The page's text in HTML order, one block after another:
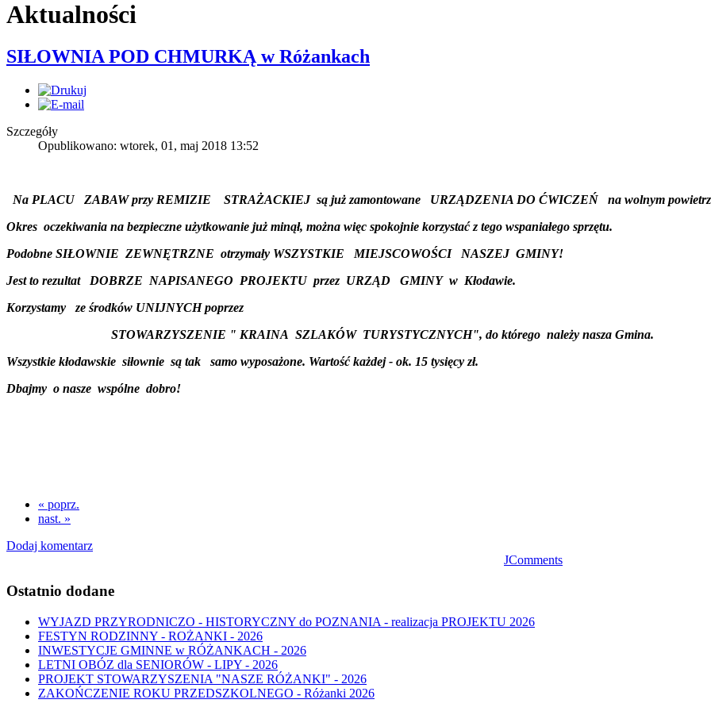
Aktualności
SIŁOWNIA POD CHMURKĄ w Różankach
Szczegóły
Opublikowano: wtorek, 01, maj 2018 13:52
Na PLACU ZABAW przy REMIZIE STRAŻACKIEJ są już zamontowane URZĄDZENIA DO ĆWICZEŃ
na wolnym
Okres oczekiwania na bezpieczne użytkowanie już minął, można więc spokojnie korzystać z tego wspaniałego sprzętu.
Podobne SIŁOWNIE ZEWNĘTRZNE otrzymały WSZYSTKIE MIEJSCOWOŚCI NASZEJ GMINY!
Jest to rezultat DOBRZE NAPISANEGO PROJEKTU przez URZĄD GMINY w Kłodawie.
Korzystamy ze środków UNIJNYCH poprzez
STOWARZYSZENIE " KRAINA SZLAKÓW TURYSTYCZNYCH", do którego należy nasza Gmina.
Wszystkie kłodawskie siłownie są tak samo wyposażone. Wartość każdej - ok. 15 tysięcy zł.
Dbajmy o nasze wspólne dobro!
« poprz.
nast. »
Dodaj komentarz
JComments
Ostatnio dodane
WYJAZD PRZYRODNICZO - HISTORYCZNY do POZNANIA - realizacja PROJEKTU 2026
FESTYN RODZINNY - ROŻANKI - 2026
INWESTYCJE GMINNE w RÓŻANKACH - 2026
LETNI OBÓZ dla SENIORÓW - LIPY - 2026
PROJEKT STOWARZYSZENIA "NASZE RÓŻANKI" - 2026
ZAKOŃCZENIE ROKU PRZEDSZKOLNEGO - Różanki 2026